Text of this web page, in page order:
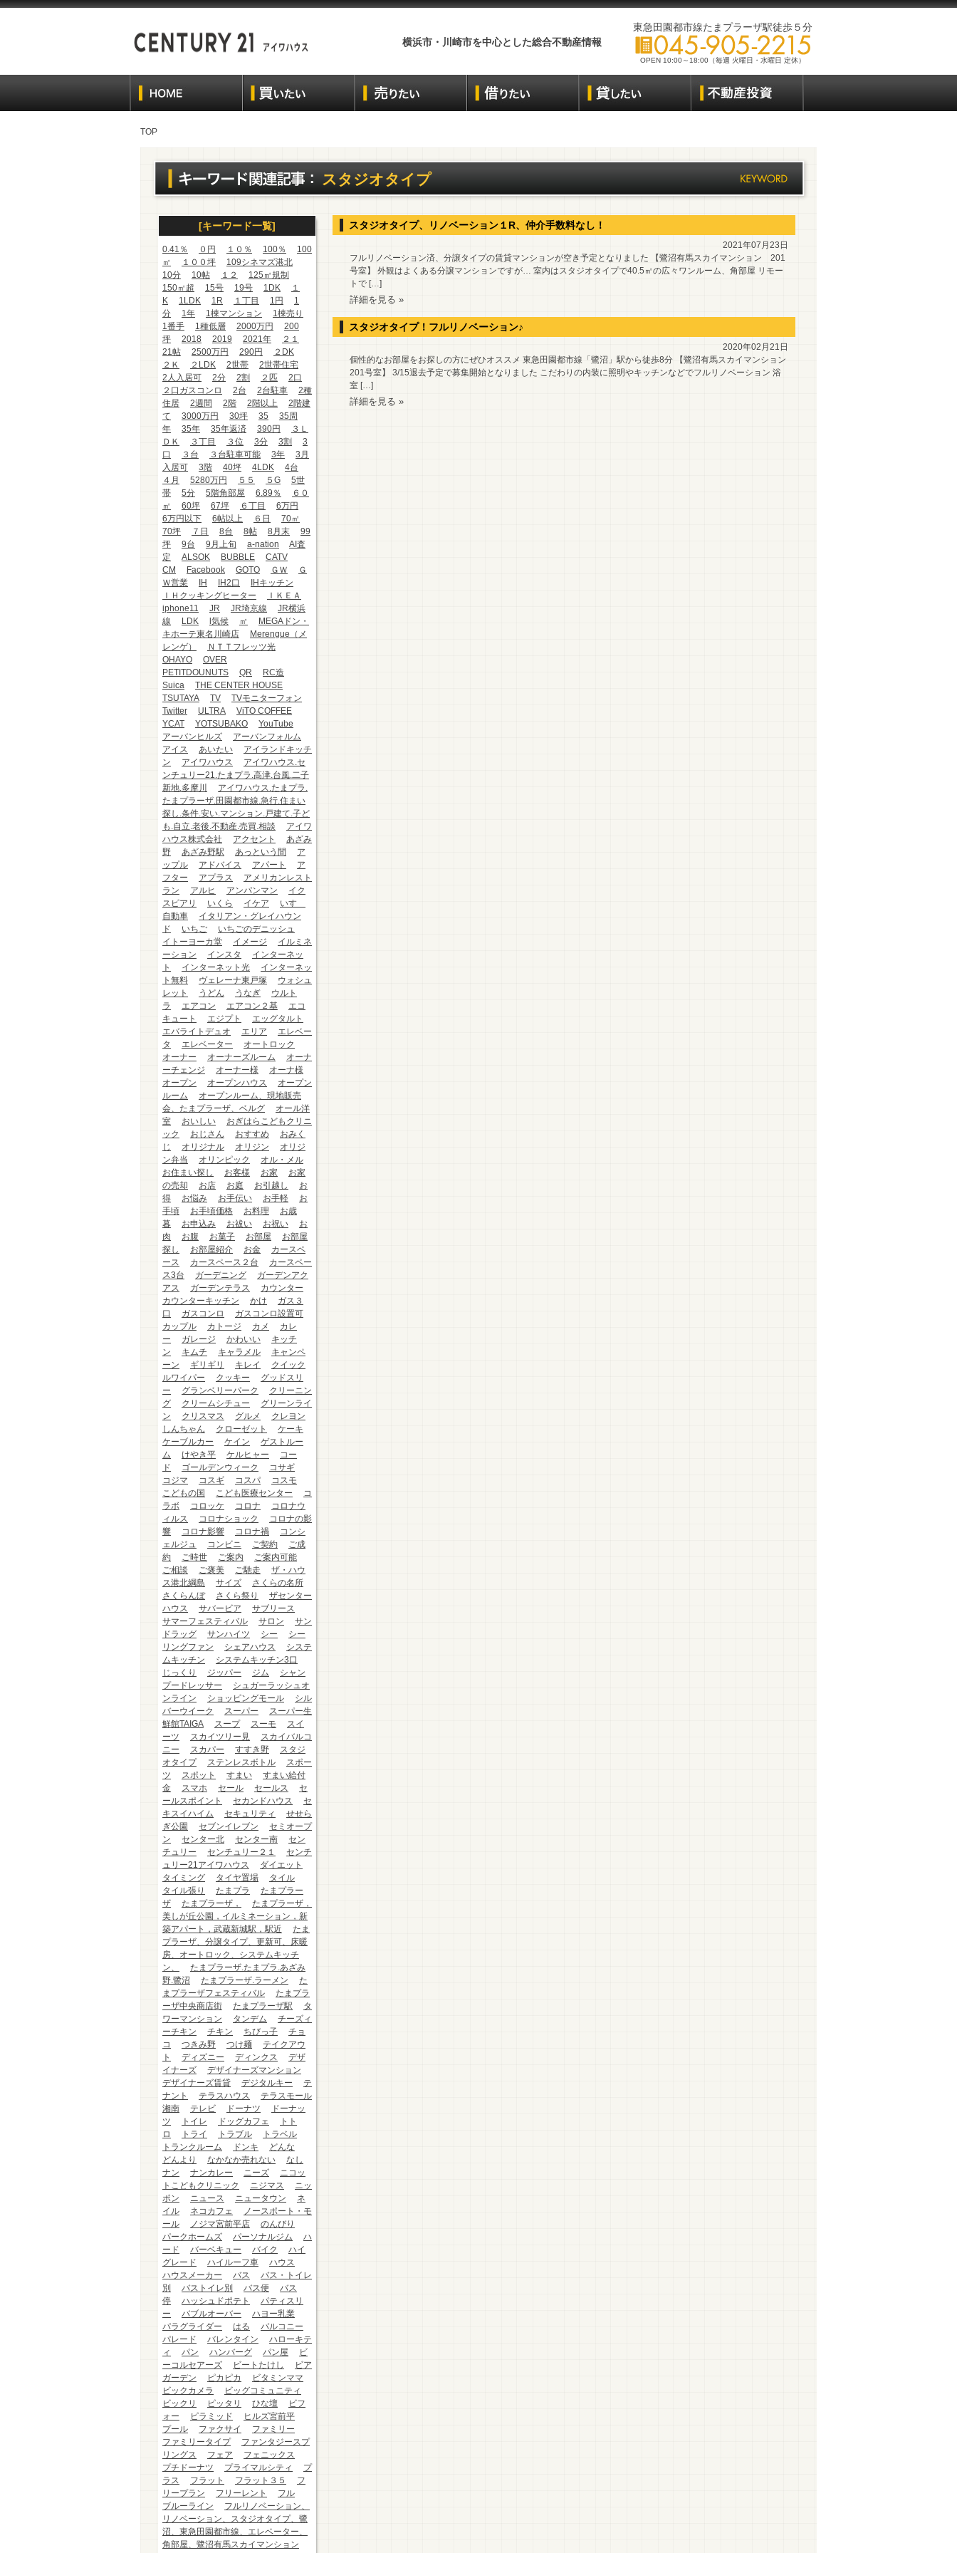
横浜市・川崎市を中心とした総合不動産情報
東急田園都市線たまプラーザ駅徒歩５分
OPEN 10:00～18:00（毎週 火曜日・水曜日 定休）
TOP
スタジオタイプ
[キーワード一覧]
0.41％ ０円 １０％ 100％
100
㎡
１００坪
109シネマズ港北
10分
10帖 １２
125㎡規制
150㎡超
15号 19号 1DK
１
K
1LDK 1R １丁目 1円
1
分
1年 1棟マンション
1棟売り
1番手
1種低層 2000万円
200
坪
2018 2019 2021年
２１
21帖
2500万円 290円
２DK
２Ｋ
２LDK 2世帯
2世帯住宅
2人入居可
2分 2割 ２匹
2口
２口ガスコンロ
2台 2台駐車
2種
住居
2週間 2階 2階以上
2階建
て
3000万円 30坪 35
35周
年
35年 35年返済 390円
３Ｌ
ＤＫ
３丁目 ３位 3分 3割
3
口
３台 ３台駐車可能 3年
3月
入居可
3階 40坪 4LDK
4台
４月
5280万円 ５５ ５G
5世
帯
5分 5階角部屋 6.89％
６０
㎡
60坪 67坪 ６丁目
6万円
6万円以下
6帖以上 ６日
70㎡
70坪
７日 8台 8帖 8月末
99
坪
9台 9月上旬 a-nation
AI査
定
ALSOK BUBBLE
CATV
CM
Facebook GOTO ＧＷ
Ｇ
Ｗ営業
IH IH2口
IHキッチン
ＩＨクッキングヒーター
ＩＫＥＡ
iphone11
JR JR埼京線
JR横浜
線
LDK l気候 ㎡
MEGAドン・
キホーテ東名川崎店
Merengue（メ
レンゲ）
ＮＴＴフレッツ光
OHAYO
OVER
PETITDOUNUTS
QR
RC造
Suica
THE CENTER HOUSE
TSUTAYA
TV
TVモニターフォン
Twitter
ULTRA
ViTO COFFEE
YCAT
YOTSUBAKO
YouTube
アーバンヒルズ
アーバンフォルム
アイス
あいたい
アイランドキッチ
ン
アイワハウス
アイワハウス.セ
ンチュリー21.たまプラ.高津.台風.二子
新地.多摩川
アイワハウス.たまプラ.
たまプラーザ.田園都市線.急行.住まい
探し.条件.安い.マンション.戸建て.子ど
も.自立.老後.不動産.売買.相談
アイワ
ハウス株式会社
アクセント
あざみ
野
あざみ野駅 あっという間
ア
ップル
アドバイス アパート
ア
フター
アプラス
アメリカンレスト
ラン
アルヒ アンパンマン
イク
スピアリ
いくら イケア
いすゞ
自動車
イタリアン・グレイハウン
ド
いちご
いちごのデニッシュ
イトーヨーカ堂
イメージ
イルミネ
ーション
インスタ
インターネッ
ト
インターネット光
インターネッ
ト無料
ヴェレーナ東戸塚
ウォシュ
レット
うどん うなぎ
ウルト
ラ
エアコン エアコン２基
エコ
キュート
エジプト
エッグタルト
エバライトデュオ
エリア
エレベー
タ
エレベーター
オートロック
オーナー
オーナーズルーム
オーナ
ーチェンジ
オーナー様
オーナ様
オープン
オープンハウス
オープン
ルーム
オープンルーム、現地販売
会、たまプラーザ、ベルグ
オール洋
室
おいしい
おぎはらこどもクリニ
ック
おじさん おすすめ
おみく
じ
オリジナル オリジン
オリジ
ン弁当
オリンピック
オル・メル
お住まい探し
お客様 お家
お家
の売却
お店 お庭 お引越し
お
得
お悩み お手伝い お手軽
お
手頃
お手頃価格 お料理
お歳
暮
お申込み お祓い お祝い
お
肉
お腹 お菓子 お部屋
お部屋
探し
お部屋紹介 お金
カースペ
ース
カースペース２台
カースペー
ス3台
ガーデニング
ガーデンアク
アス
ガーデンテラス
カウンター
カウンターキッチン
かけ
ガス３
口
ガスコンロ
ガスコンロ設置可
カップル
カトージ カメ
カレ
ー
ガレージ かわいい
キッチ
ン
キムチ キャラメル
キャンペ
ーン
ギリギリ キレイ
クイック
ルワイパー
クッキー
グッドスリ
ー
グランベリーパーク
クリーニン
グ
クリームシチュー
グリーンライ
ン
クリスマス グルメ
クレヨン
しんちゃん
クローゼット
ケーキ
ケーブルカー
ケイン
ゲストルー
ム
けやき平 ケルヒャー
コー
ド
ゴールデンウィーク
コサギ
コジマ
コスギ コスパ
コスモ
こどもの国
こども医療センター
コ
ラボ
コロッケ コロナ
コロナウ
ィルス
コロナショック
コロナの影
響
コロナ影響 コロナ禍
コンシ
ェルジュ
コンビニ ご契約
ご成
約
ご時世 ご案内
ご案内可能
ご相談
ご褒美 ご馳走
ザ・ハウ
ス港北綱島
サイズ
さくらの名所
さくらんぼ
さくら祭り
ザセンター
ハウス
サバービア
サブリース
サマーフェスティバル
サロン
サン
ドラッグ
サンハイツ シー
シー
リングファン
シェアハウス
システ
ムキッチン
システムキッチン3口
じっくり
ジッパー ジム
シャン
プードレッサー
シュガーラッシュオ
ンライン
ショッピングモール
シル
バーウイーク
スーパー
スーパー生
鮮館TAIGA
スープ スーモ
スイ
ーツ
スカイツリー見
スカイバルコ
ニー
スカパー すすき野
スタジ
オタイプ
ステンレスボトル
スポー
ツ
スポット すまい
すまい給付
金
スマホ セール セールス
セ
ールスポイント
セカンドハウス
セ
キスイハイム
セキュリティ
せせら
ぎ公園
セブンイレブン
セミオープ
ン
センター北 センター南
セン
チュリー
センチュリー２１
センチ
ュリー21アイワハウス
ダイエット
タイミング
タイヤ置場
タイル
タイル張り
たまプラ
たまプラー
ザ
たまプラーザ，
たまプラーザ，
美しが丘公園，イルミネーション，新
築アパート，武蔵新城駅，駅近
たま
プラーザ、分譲タイプ、更新可、床暖
房、オートロック、システムキッチ
ン、
たまプラーザ.たまプラ.あざみ
野.鷺沼
たまプラーザ.ラーメン
た
まプラーザフェスティバル
たまプラ
ーザ中央商店街
たまプラーザ駅
タ
ワーマンション
タンデム
チーズィ
ーチキン
チキン ちびっ子
チョ
コ
つきみ野 つけ麺
テイクアウ
ト
ディズニー ディンクス
デザ
イナーズ
デザイナーズマンション
デザイナーズ賃貸
デジタルキー
テ
ナント
テラスハウス
テラスモール
湘南
テレビ ドーナツ
ドーナッ
ツ
トイレ ドッグカフェ
トト
ロ
トライ トラブル
トラベル
トランクルーム
ドンキ
どんな
どんより
なかなか売れない
なし
ナン
ナンカレー ニーズ
ニコッ
トこどもクリニック
ニジマス
ニッ
ポン
ニュース ニュータウン
ネ
イル
ネコカフェ
ノースポート・モ
ール
ノジマ宮前平店
のんびり
パークホームズ
パーソナルジム
ハ
ード
バーベキュー バイク
ハイ
グレード
ハイルーフ車
ハウス
ハウスメーカー
バス
バス・トイレ
別
バストイレ別 バス便
バス
停
ハッシュドポテト
パティスリ
ー
バブルオーバー
ハヨー乳業
パラグライダー
はる
バルコニー
パレード
バレンタイン
ハローキテ
ィ
パン ハンバーグ パン屋
ビ
ーコルセアーズ
ビートたけし
ビア
ガーデン
ピカピカ
ビタミンママ
ビックカメラ
ビッグコミュニティ
ビックリ
ピッタリ ひな壇
ビフ
ォー
ピラミッド
ヒルズ宮前平
プール
ファクサイ
ファミリー
ファミリータイプ
ファンタジースプ
リングス
フェア
フェニックス
プチドーナツ
プライマルシティ
プ
ラス
フラット フラット３５
フ
リープラン
フリーレント
フル
ブルーライン
フルリノベーション、
リノベーション、スタジオタイプ、鷺
沼、東急田園都市線、エレベーター、
角部屋、鷺沼有馬スカイマンション
スタジオタイプ、リノベーション１R、仲介手数料なし！
2021年07月23日
フルリノベーション済、分譲タイプの賃貸マンションが空き予定となりました 【鷺沼有馬スカイマンション 201
号室】 外観はよくある分譲マンションですが… 室内はスタジオタイプで40.5㎡の広々ワンルーム、角部屋 リモー
トで […]
詳細を見る »
スタジオタイプ！フルリノベーション♪
2020年02月21日
個性的なお部屋をお探しの方にぜひオススメ 東急田園都市線「鷺沼」駅から徒歩8分 【鷺沼有馬スカイマンション
201号室】 3/15退去予定で募集開始となりました こだわりの内装に照明やキッチンなどでフルリノベーション 浴
室 […]
詳細を見る »